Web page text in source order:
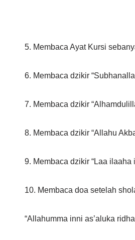
5. Membaca Ayat Kursi
6. Membaca dzikir
7. Membaca dzikir
8. Membaca dzikir “Allahu
9. Membaca dzikir “Laa
10. Membaca doa setelah
“Allahumma inni as’aluka